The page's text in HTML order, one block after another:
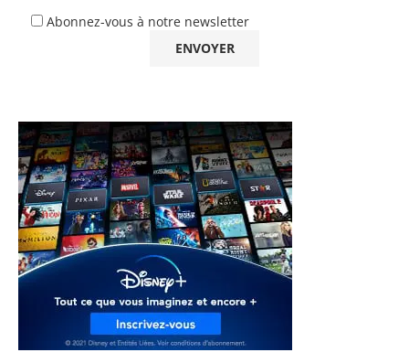
Abonnez-vous à notre newsletter